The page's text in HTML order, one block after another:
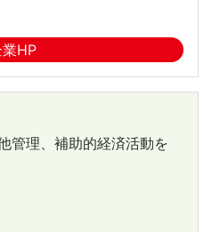
HP
管理、補助的経済活動を